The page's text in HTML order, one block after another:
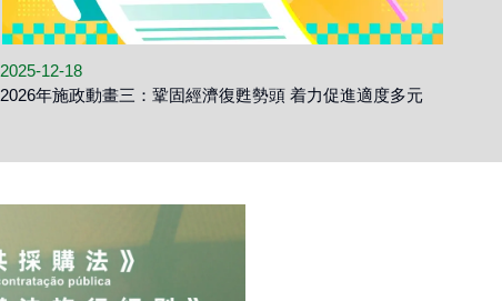
2025-12-18
2026年施政動畫三：鞏固經濟復甦勢頭 着力促進適度多元